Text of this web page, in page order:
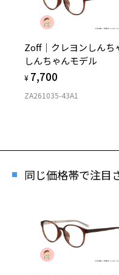
Zoff｜クレヨンしん
しんちゃんモデル
¥ 7,700
ZA261035-43A1
同じ価格帯で注目